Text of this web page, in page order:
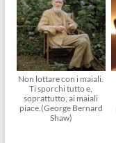
Non lottare con i maiali.
Ti sporchi tutto e,
soprattutto, ai maiali
piace.(George Bernard
Shaw)